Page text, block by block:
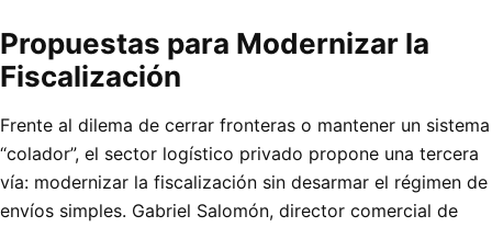
Propuestas para Modernizar la
Fiscalización
Frente al dilema de cerrar fronteras o mantener un sistema
“colador”, el sector logístico privado propone una tercera
vía: modernizar la fiscalización sin desarmar el régimen de
envíos simples. Gabriel Salomón, director comercial de